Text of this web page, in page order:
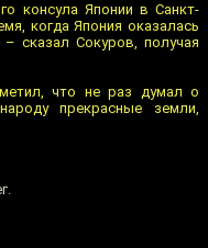
консула Японии в Санкт-
когда Япония оказалась
сказал Сокуров, получая
что не раз думал о
прекрасные земли,